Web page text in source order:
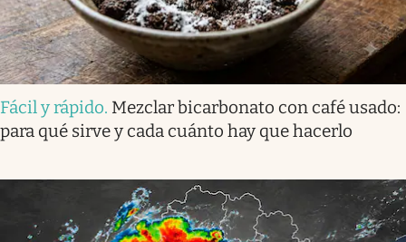
Fácil y rápido. Mezclar bicarbonato con café usado:
para qué sirve y cada cuánto hay que hacerlo